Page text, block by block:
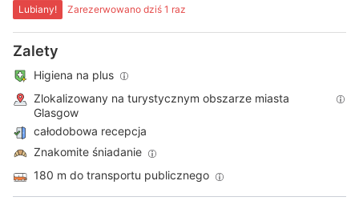
Lubiany! Zarezerwowano dziś 1 raz
Zalety
Higiena na plus
Zlokalizowany na turystycznym obszarze miasta
Glasgow
całodobowa recepcja
Znakomite śniadanie
180 m do transportu publicznego